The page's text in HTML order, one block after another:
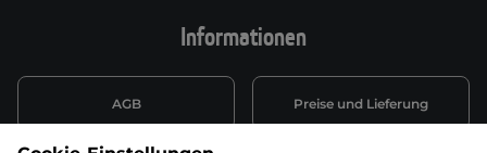
Informationen
AGB Preise und Lieferung